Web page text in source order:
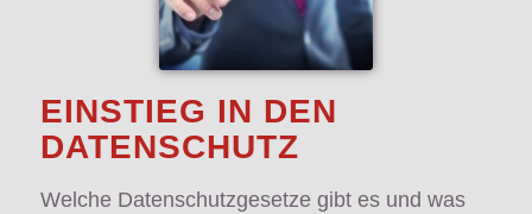
EINSTIEG IN DEN
DATENSCHUTZ
Welche Datenschutzgesetze gibt es und was